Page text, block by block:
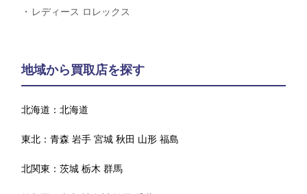
レディース ロレックス
地域から買取店を探す
北海道：北海道
東北：青森 岩手 宮城 秋田 山形 福島
北関東：茨城 栃木 群馬